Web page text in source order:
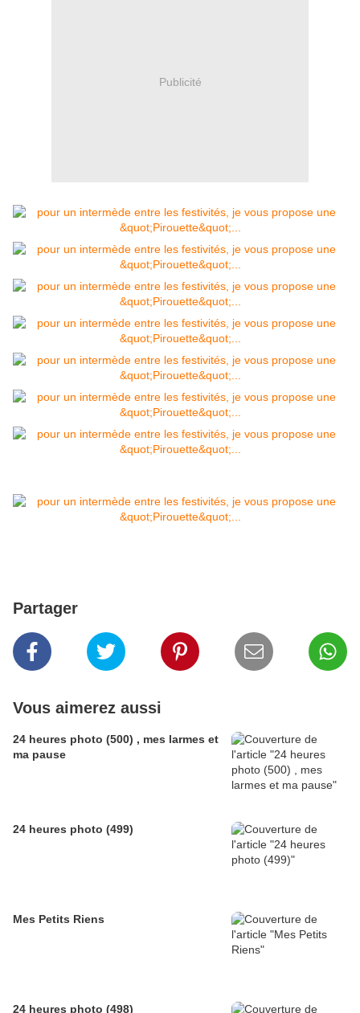
Publicité
Partager
Vous aimerez aussi
24 heures photo (500) , mes larmes et
ma pause
24 heures photo (499)
Mes Petits Riens
24 heures photo (498)